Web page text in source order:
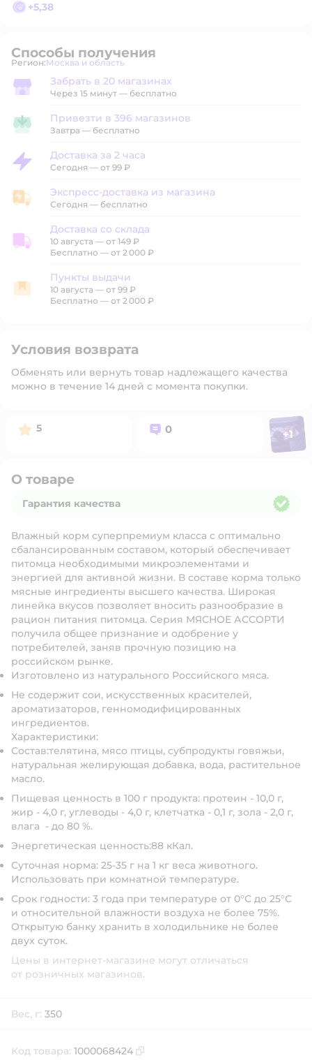
+5,38
Способы получения
Регион: Выбор адреса доставки.
Москва и область
Забрать в магазине
Забрать в 20 магазинах
Через 15 минут — бесплатно
Привезти в магазин
Привезти в 396 магазинов
Завтра — бесплатно
Доставка за 2 часа
Доставка за 2 часа
Сегодня — от 99 ₽
Экспресс-доставка из магазина
Экспресс-доставка из магазина
Сегодня — бесплатно
Доставка со склада
Доставка со склада
10 августа — от 149 ₽
Бесплатно — от 2 000 ₽
Пункты выдачи
Пункты выдачи
10 августа — от 99 ₽
Бесплатно — от 2 000 ₽
Условия возврата
Обменять или вернуть товар надлежащего качества
можно в течение 14 дней с момента покупки.
Рейтинг:
5 Вопросов:
0 Фото
+1
О товаре
Гарантия качества
Влажный корм суперпремиум класса с оптимально
сбалансированным составом, который обеспечивает
питомца необходимыми микроэлементами и
энергией для активной жизни. В составе корма только
мясные ингредиенты высшего качества. Широкая
линейка вкусов позволяет вносить разнообразие в
рацион питания питомца. Серия МЯСНОЕ АССОРТИ
получила общее признание и одобрение у
потребителей, заняв прочную позицию на
российском рынке.
Изготовлено из натурального Российского мяса.
Не содержит сои, искусственных красителей,
ароматизаторов, генномодифицированных
ингредиентов.
Характеристики:
Состав:телятина, мясо птицы, субпродукты говяжьи,
натуральная желирующая добавка, вода, растительное
масло.
Пищевая ценность в 100 г продукта: протеин - 10,0 г,
жир - 4,0 г, углеводы - 4,0 г, клетчатка - 0,1 г, зола - 2,0 г,
влага - до 80 %.
Энергетическая ценность:88 кКал.
Суточная норма: 25-35 г на 1 кг веса животного.
Использовать при комнатной температуре.
Срок годности: 3 года при температуре от 0°С до 25°С
и относительной влажности воздуха не более 75%.
Открытую банку хранить в холодильнике не более
двух суток.
Цены в интернет-магазине могут отличаться
от розничных магазинов.
Вес, г: 350
Код товара: 1000068424